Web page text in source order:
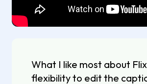
What I like most about
flexibility to edit the